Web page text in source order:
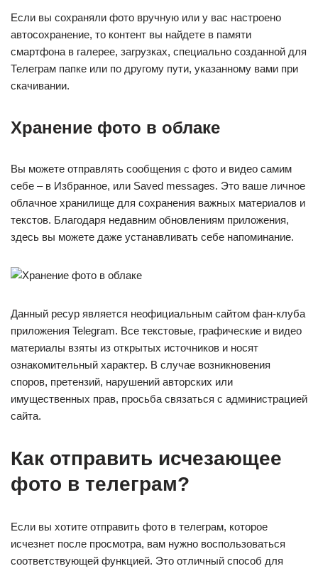
Если вы сохраняли фото вручную или у вас настроено
автосохранение, то контент вы найдете в памяти
смартфона в галерее, загрузках, специально созданной для
Телеграм папке или по другому пути, указанному вами при
скачивании.
Хранение фото в облаке
Вы можете отправлять сообщения с фото и видео самим
себе – в Избранное, или Saved messages. Это ваше личное
облачное хранилище для сохранения важных материалов и
текстов. Благодаря недавним обновлениям приложения,
здесь вы можете даже устанавливать себе напоминание.
Данный ресур является неофициальным сайтом фан-клуба
приложения Telegram. Все текстовые, графические и видео
материалы взяты из открытых источников и носят
ознакомительный характер. В случае возникновения
споров, претензий, нарушений авторских или
имущественных прав, просьба связаться с администрацией
сайта.
Как отправить исчезающее
фото в телеграм?
Если вы хотите отправить фото в телеграм, которое
исчезнет после просмотра, вам нужно воспользоваться
соответствующей функцией. Это отличный способ для